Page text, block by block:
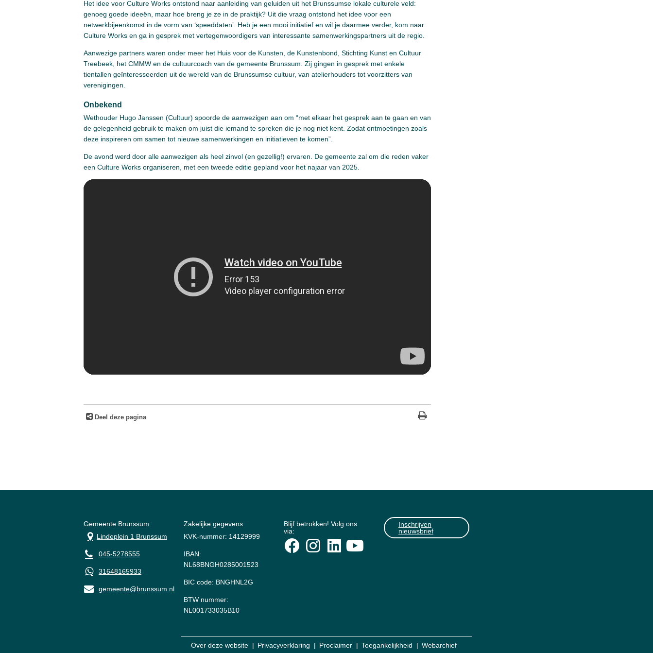
Het idee voor Culture Works ontstond naar aanleiding van geluiden uit het Brunssumse lokale culturele veld:
genoeg goede ideeën, maar hoe breng je ze in de praktijk? Uit die vraag ontstond het idee voor een
netwerkbijeenkomst in de vorm van ‘speeddaten’. Heb je een mooi initiatief en wil je daarmee verder, kom naar
Culture Works en ga in gesprek met vertegenwoordigers van interessante samenwerkingspartners uit de regio.
Aanwezige partners waren onder meer het Huis voor de Kunsten, de Kunstenbond, Stichting Kunst en Cultuur
Treebeek, het CMMW en de cultuurcoach van de gemeente Brunssum. Zij gingen in gesprek met enkele
tientallen geïnteresseerden uit de wereld van de Brunssumse cultuur, van atelierhouders tot voorzitters van
verenigingen.
Onbekend
Wethouder Hugo Janssen (Cultuur) spoorde de aanwezigen aan om “met elkaar het gesprek aan te gaan en van
de gelegenheid gebruik te maken om juist die iemand te spreken die je nog niet kent. Zodat ontmoetingen zoals
deze inspireren om samen tot nieuwe samenwerkingen en initiatieven te komen”.
De avond werd door alle aanwezigen als heel zinvol (en gezellig!) ervaren. De gemeente zal om die reden vaker
een Culture Works organiseren, met een tweede editie gepland voor het najaar van 2025.
Deel deze pagina
Gemeente Brunssum
Lindeplein 1 Brunssum
045-5278555
31648165933
gemeente@brunssum.nl
Zakelijke gegevens
KVK-nummer: 14129999
IBAN:
NL68BNGH0285001523
BIC code: BNGHNL2G
BTW nummer:
NL001733035B10
Blijf betrokken! Volg ons
via:
Inschrijven
nieuwsbrief
Over deze website Privacyverklaring Proclaimer Toegankelijkheid Webarchief